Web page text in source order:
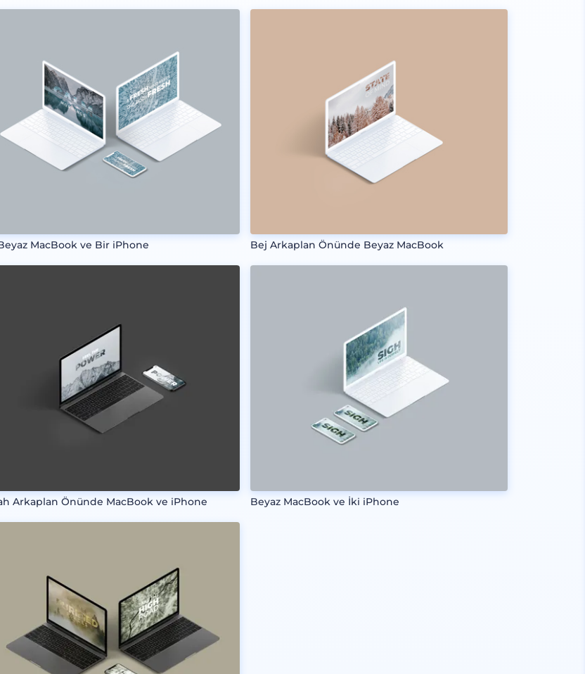
MacBook ve Bir iPhone
Arkaplan Önünde MacBook ve iPhone
Bej Arkaplan Önünde Beyaz MacBook
Beyaz MacBook ve İki iPhone